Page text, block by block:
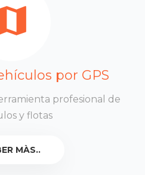
por GPS
profesional de
y flotas
MÀS..